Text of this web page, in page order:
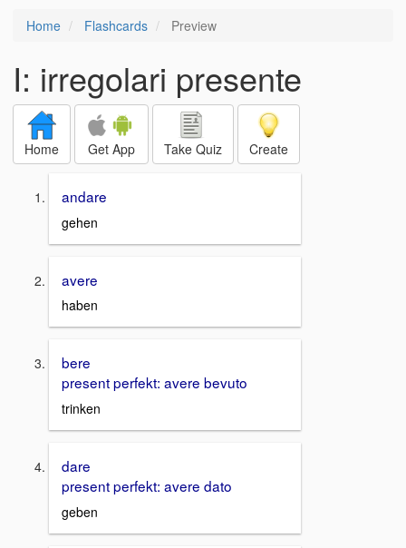
Home Flashcards Preview
I: irregolari presente
Home Get App Take Quiz Create
andare
gehen
avere
haben
bere
present perfekt: avere bevuto
trinken
dare
present perfekt: avere dato
geben